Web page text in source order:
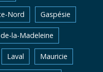
Nord Gaspésie
la-Madeleine
Laval Mauricie